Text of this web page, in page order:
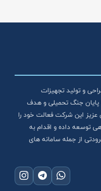
هدف طراحی و تولید تجهیزات
پایان جنگ تحمیلی و هدف
عزیز این شرکت فعالت خود را
توسعه داده و اقدام به
از جمله سامانه های